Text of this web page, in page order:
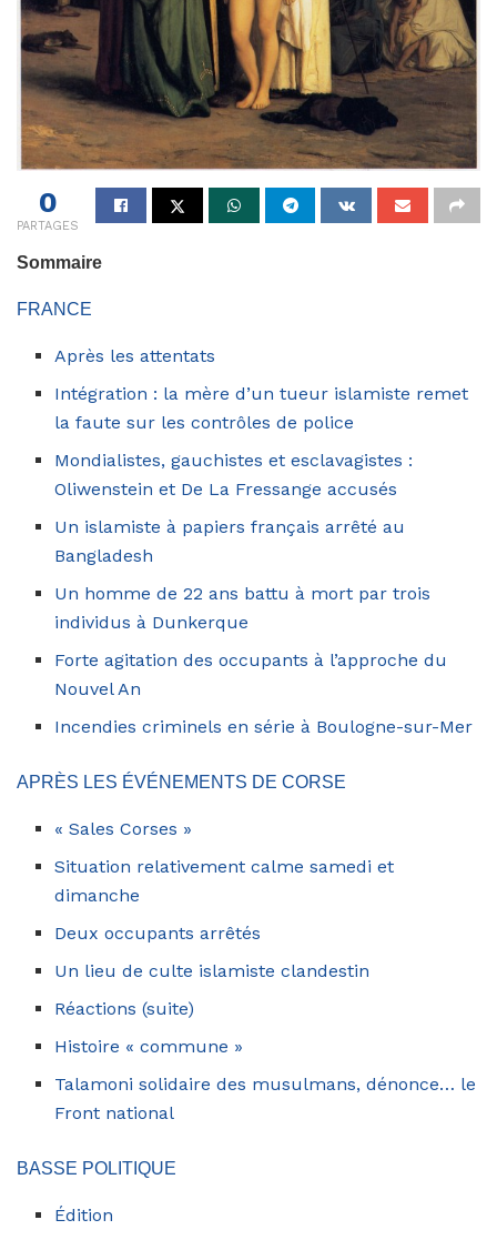
0
PARTAGES
Sommaire
FRANCE
Après les attentats
Intégration : la mère d’un tueur islamiste remet
la faute sur les contrôles de police
Mondialistes, gauchistes et esclavagistes :
Oliwenstein et De La Fressange accusés
Un islamiste à papiers français arrêté au
Bangladesh
Un homme de 22 ans battu à mort par trois
individus à Dunkerque
Forte agitation des occupants à l’approche du
Nouvel An
Incendies criminels en série à Boulogne-sur-Mer
APRÈS LES ÉVÉNEMENTS DE CORSE
« Sales Corses »
Situation relativement calme samedi et
dimanche
Deux occupants arrêtés
Un lieu de culte islamiste clandestin
Réactions (suite)
Histoire « commune »
Talamoni solidaire des musulmans, dénonce… le
Front national
BASSE POLITIQUE
Édition